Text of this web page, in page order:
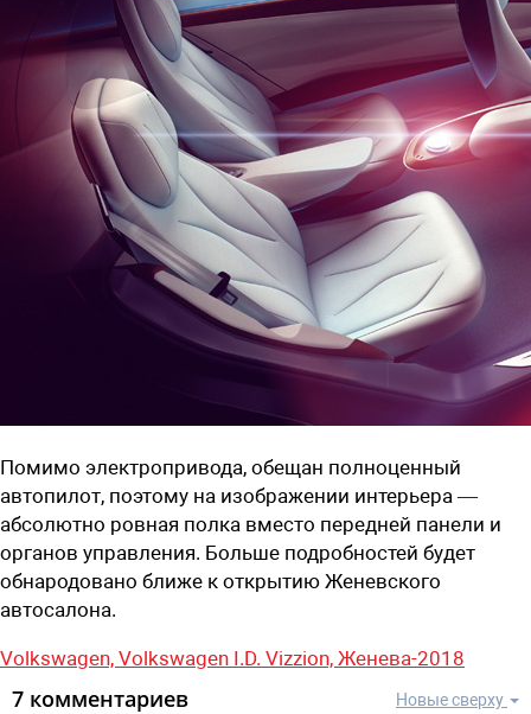
Помимо электропривода, обещан полноценный
автопилот, поэтому на изображении интерьера —
абсолютно ровная полка вместо передней панели и
органов управления. Больше подробностей будет
обнародовано ближе к открытию Женевского
автосалона.
Volkswagen, Volkswagen I.D. Vizzion, Женева-2018
Новые сверху
7 комментариев